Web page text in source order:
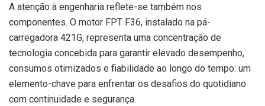
A atenção à engenharia reflete-se também nos
componentes. O motor FPT F36, instalado na pá-
carregadora 421G, representa uma concentração de
tecnologia concebida para garantir elevado desempenho,
consumos otimizados e fiabilidade ao longo do tempo: um
elemento-chave para enfrentar os desafios do quotidiano
com continuidade e segurança.